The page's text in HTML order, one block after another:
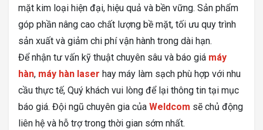
mặt kim loại hiện đại, hiệu quả và bền vững. Sản phẩm
góp phần nâng cao chất lượng bề mặt, tối ưu quy trình
sản xuất và giảm chi phí vận hành trong dài hạn.
Để nhận tư vấn kỹ thuật chuyên sâu và báo giá máy
hàn, máy hàn laser hay máy làm sạch phù hợp với nhu
cầu thực tế, Quý khách vui lòng để lại thông tin tại mục
báo giá. Đội ngũ chuyên gia của Weldcom sẽ chủ động
liên hệ và hỗ trợ trong thời gian sớm nhất.